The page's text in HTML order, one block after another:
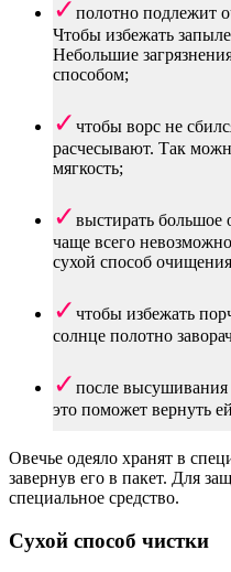
полотно подлежит
Чтобы избежать
Небольшие
способом;
чтобы ворс не
расчесывают. Так
мягкость;
выстирать большое
чаще всего
сухой способ
чтобы избежать
солнце полотно
после
это поможет вернуть
Овечье одеяло хранят в
завернув его в пакет. Для
специальное средство.
Сухой способ чистки